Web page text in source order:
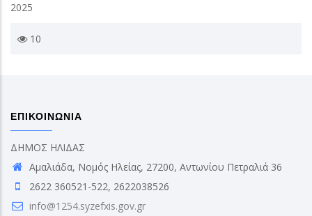
2025
10
ΕΠΙΚΟΙΝΩΝΙΑ
ΔΗΜΟΣ ΗΛΙΔΑΣ
Αμαλιάδα, Νομός Ηλείας, 27200, Αντωνίου Πετραλιά 36
2622 360521-522, 2622038526
info@1254.syzefxis.gov.gr